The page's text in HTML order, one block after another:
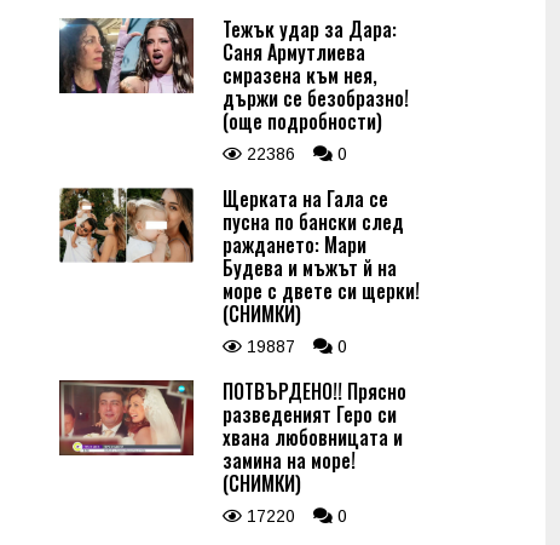
Тежък удар за Дара:
Саня Армутлиева
смразена към нея,
държи се безобразно!
(още подробности)
22386 0
Щерката на Гала се
пусна по бански след
раждането: Мари
Будева и мъжът й на
море с двете си щерки!
(СНИМКИ)
19887 0
ПОТВЪРДЕНО!! Прясно
разведеният Геро си
хвана любовницата и
замина на море!
(СНИМКИ)
17220 0